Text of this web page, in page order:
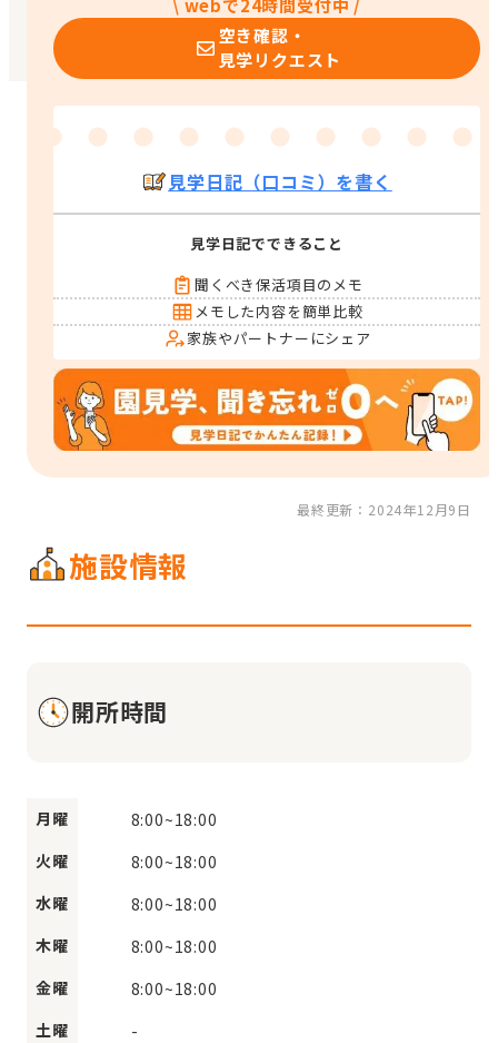
\ webで24時間受付中 /
空き確認・
見学リクエスト
見学日記（口コミ）を書く
見学日記でできること
聞くべき保活項目のメモ
メモした内容を簡単比較
家族やパートナーにシェア
最終更新：2024年12月9日
施設情報
開所時間
月曜 8:00~18:00
火曜
8:00~18:00
水曜
8:00~18:00
木曜
8:00~18:00
金曜
8:00~18:00
土曜
-